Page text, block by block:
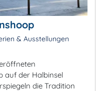
& Ausstellungen
auf der Halbinsel
die Tradition